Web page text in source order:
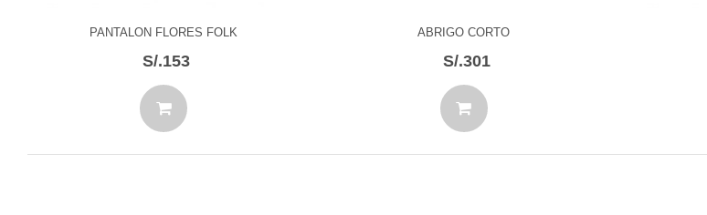
PANTALON FLORES FOLK
S/.153
ABRIGO CORTO
S/.301